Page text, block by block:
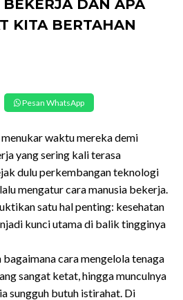
DAN APA
KITA BERTAHAN
Pesan WhatsApp
waktu mereka demi
yang sering kali terasa
dulu perkembangan teknologi
mengatur cara manusia bekerja.
satu hal penting: kesehatan
kunci utama di balik tingginya
cara mengelola tenaga
sangat ketat, hingga munculnya
sungguh butuh istirahat. Di